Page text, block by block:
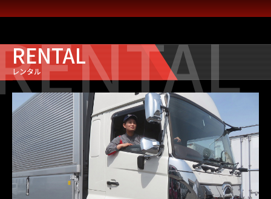
RENTAL
レンタル